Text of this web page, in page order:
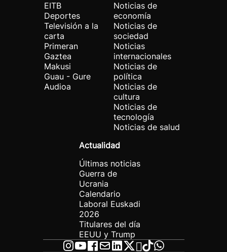
EITB
Deportes
Televisión a la
carta
Primeran
Gaztea
Makusi
Guau - Gure
Audioa
Noticias de
economía
Noticias de
sociedad
Noticias
internacionales
Noticias de
política
Noticias de
cultura
Noticias de
tecnología
Noticias de salud
Actualidad
Últimas noticias
Guerra de
Ucrania
Calendario
Laboral Euskadi
2026
Titulares del día
EEUU y Trump